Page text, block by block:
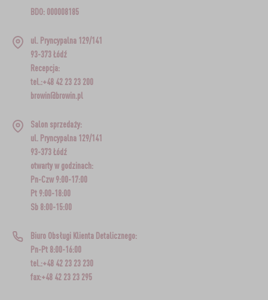
BDO: 000008185
ul. Pryncypalna 129/141
93-373 Łódź
Recepcja:
tel.:+48 42 23 23 200
browin@browin.pl
Salon sprzedaży:
ul. Pryncypalna 129/141
93-373 Łódź
otwarty w godzinach:
Pn-Czw 9:00-17:00
Pt 9:00-18:00
Sb 8:00-15:00
Biuro Obsługi Klienta Detalicznego:
Pn-Pt 8:00-16:00
tel.:+48 42 23 23 230
fax:+48 42 23 23 295